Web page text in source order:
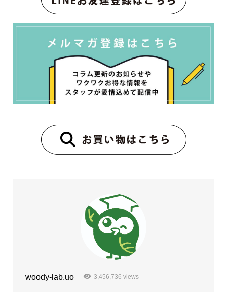
woody-lab.uo 3,456,736 views